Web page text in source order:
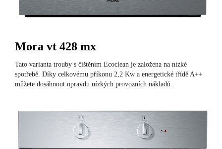
Mora vt 428 mx
Tato varianta trouby s čištěním Ecoclean je založena na nízké
spotřebě. Díky celkovému příkonu 2,2 Kw a energetické třídě A++
můžete dosáhnout opravdu nízkých provozních nákladů.